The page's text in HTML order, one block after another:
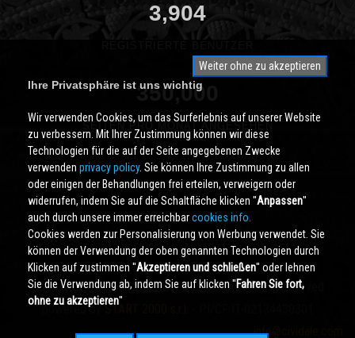
3,904
350,000
SEITEN PRO MONAT ANGESEHEN
Cividale.COMCopyright © 2000 - 2026 All Rights Reserved
powered bySTART 2000 s.r.l.
info@cividale.com
Weiter ohne zu akzeptieren
Ihre Privatsphäre ist uns wichtig
Wir verwenden Cookies, um das Surferlebnis auf unserer Website
zu verbessern. Mit Ihrer Zustimmung können wir diese
Technologien für die auf der Seite angegebenen Zwecke
verwenden privacy policy. Sie können Ihre Zustimmung zu allen
oder einigen der Behandlungen frei erteilen, verweigern oder
widerrufen, indem Sie auf die Schaltfläche klicken ''Anpassen''
auch durch unsere immer erreichbarcookies info.
Cookies werden zur Personalisierung von Werbung verwendet. Sie
können der Verwendung der oben genannten Technologien durch
Klicken auf zustimmen ''Akzeptieren und schließen'' oder lehnen
Sie die Verwendung ab, indem Sie auf klicken ''Fahren Sie fort,
ohne zu akzeptieren''